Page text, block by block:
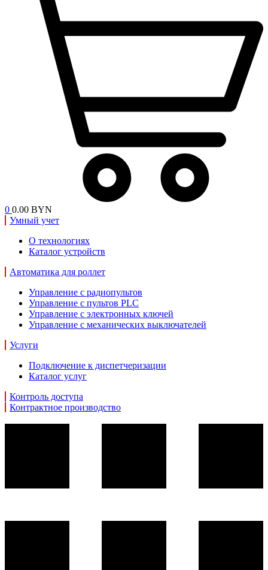
0 0.00 BYN
Умный учет
О технологиях
Каталог устройств
Автоматика для роллет
Управление с радиопультов
Управление с пультов PLC
Управление с электронных ключей
Управление с механических выключателей
Услуги
Подключение к диспетчеризации
Каталог услуг
Контроль доступа
Контрактное производство